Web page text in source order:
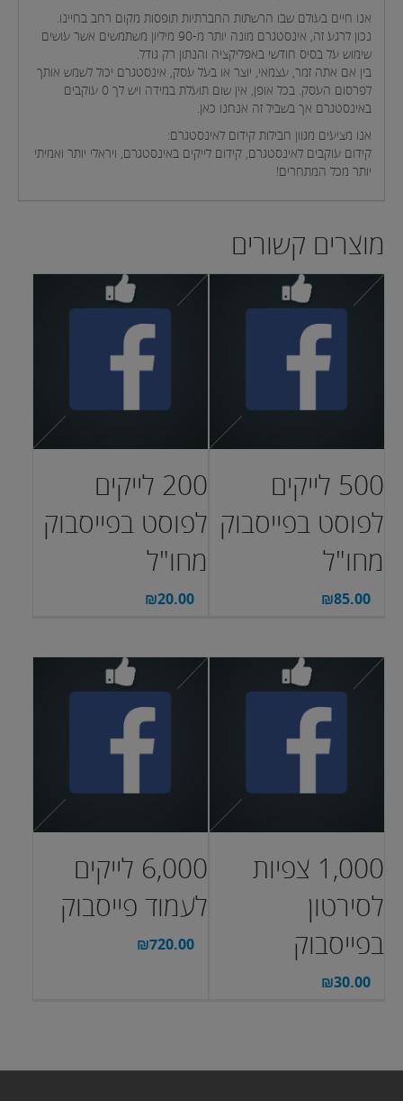
אנו חיים בעולם שבו הרשתות החברתיות תופסות מקום רחב בחיינו.
נכון לרגע זה, אינסטגרם מונה יותר מ-90 מיליון משתמשים אשר עושים
שימוש על בסיס חודשי באפליקציה והנתון רק גודל.
בין אם אתה זמר, עצמאי, יוצר או בעל עסק, אינסטגרם יכול לשמש אותך
לפרסום העסק. בכל אופן, אין שום תועלת במידה ויש לך 0 עוקבים
באינסטגרם אך בשביל זה אנחנו כאן.
אנו מציעים מגוון חבילות קידום לאינסטגרם:
קידום עוקבים לאינסטגרם, קידום לייקים באינסטגרם, ויראלי יותר ואמיתי
יותר מכל המתחרים!
מוצרים קשורים
500 לייקים
לפוסט בפייסבוק
מחו"ל
₪85.00
200 לייקים
לפוסט בפייסבוק
מחו"ל
₪20.00
1,000 צפיות
לסירטון
בפייסבוק
₪30.00
6,000 לייקים
לעמוד פייסבוק
₪720.00